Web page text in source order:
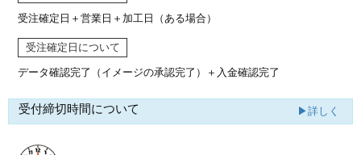
受注確定日＋営業日＋加工日（ある場合）
受注確定日について
データ確認完了（イメージの承認完了） ＋入金確認完了
受付締切時間について ▶詳しく